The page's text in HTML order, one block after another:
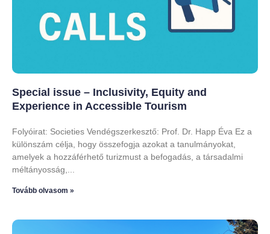
Special issue – Inclusivity, Equity and
Experience in Accessible Tourism
Folyóirat: Societies Vendégszerkesztő: Prof. Dr. Happ Éva Ez a
különszám célja, hogy összefogja azokat a tanulmányokat,
amelyek a hozzáférhető turizmust a befogadás, a társadalmi
méltányosság,
Tovább olvasom »